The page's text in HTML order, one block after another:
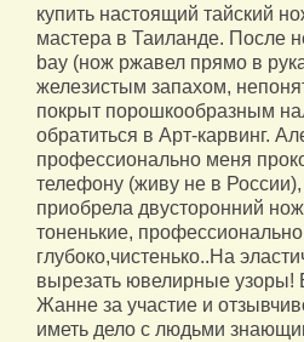
купить настоящий тайский
мастера в Таиланде. После
bay (нож ржавел прямо в
железистым запахом,
покрыт порошкообразным
обратиться в Арт-карвинг.
профессионально меня
телефону (живу не в
приобрела двусторонний
тоненькие,
глубоко,чистенько..На
вырезать ювелирные узоры!
Жанне за участие и
иметь дело с людьми